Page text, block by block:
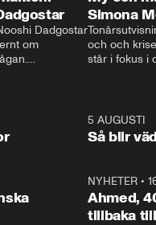
Dadgostar
om
i val. Ska vi
sitter vi förstås
Simona
och och
står i fokus i
kommentator
Rohwedder
utbildnings-
Mohamsson
5 AUGUSTI
Så blir
NYHETER•
Ahmed,
tillbaka